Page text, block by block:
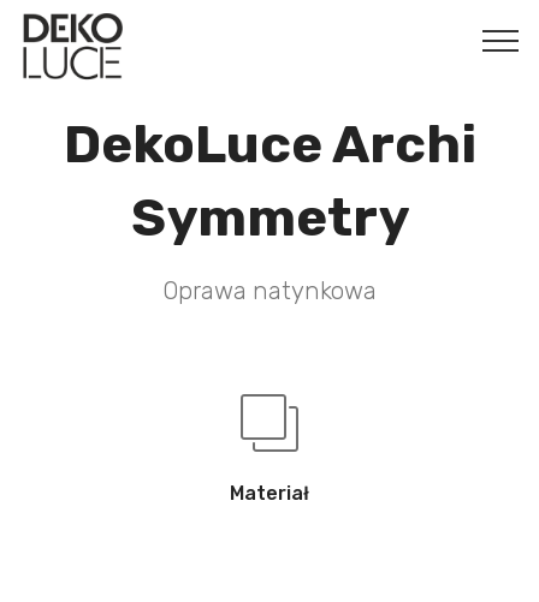
DekoLuce Archi
Symmetry
Oprawa natynkowa
Materiał